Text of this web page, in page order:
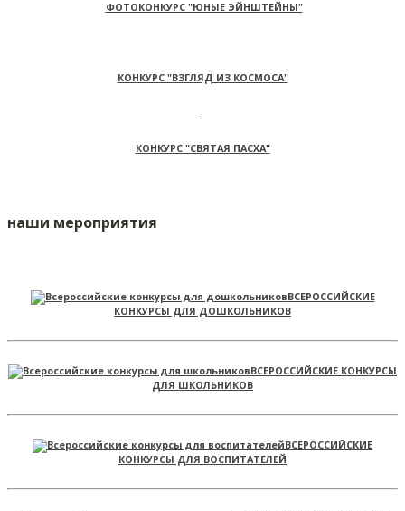
ФОТОКОНКУРС "ЮНЫЕ ЭЙНШТЕЙНЫ"
КОНКУРС "ВЗГЛЯД ИЗ КОСМОСА"
КОНКУРС "СВЯТАЯ ПАСХА"
наши мероприятия
ВСЕРОССИЙСКИЕ
КОНКУРСЫ ДЛЯ ДОШКОЛЬНИКОВ
ВСЕРОССИЙСКИЕ КОНКУРСЫ
ДЛЯ ШКОЛЬНИКОВ
ВСЕРОССИЙСКИЕ
КОНКУРСЫ ДЛЯ ВОСПИТАТЕЛЕЙ